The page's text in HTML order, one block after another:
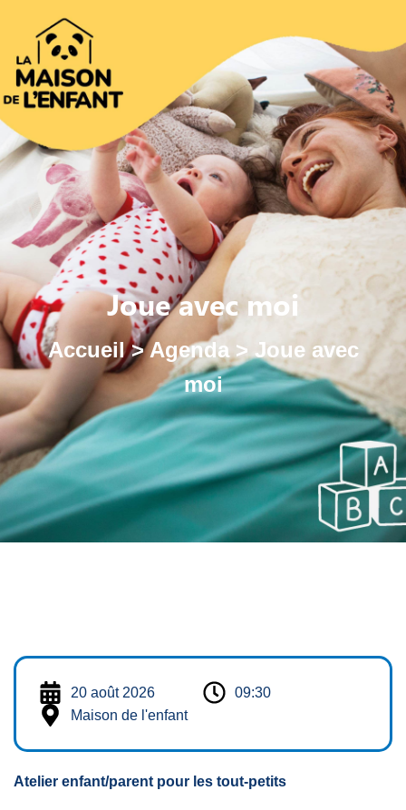
Joue avec moi
Accueil>Agenda>Joue avec
moi
20 août 2026
09:30
Maison de l'enfant
Atelier enfant/parent pour les tout-petits